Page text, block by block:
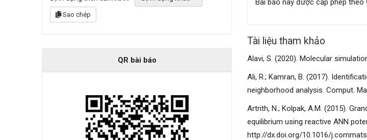
Sao chép
QR bài báo
Bài báo này được cấp phép theo
Tài liệu tham khảo
Alavi, S. (2020). Molecular
Ali, R.; Kamran, B. (2017).
neighborhood analysis. Comput.
Artrith, N.; Kolpak, A.M. (2015).
equilibrium using reactive ANN
http://dx.doi.org/10.1016/